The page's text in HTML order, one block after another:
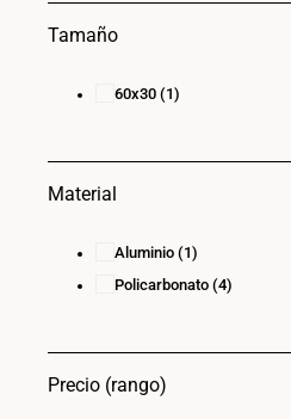
Tamaño
60x30 (1)
Material
Aluminio (1)
Policarbonato (4)
Precio (rango)